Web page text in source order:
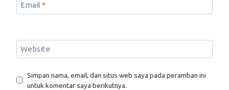
Email *
Website
Simpan nama, email, dan situs web saya pada peramban ini
untuk komentar saya berikutnya.